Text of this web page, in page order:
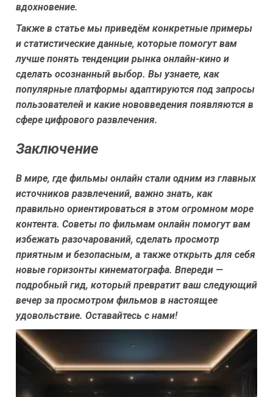
вдохновение.
Также в статье мы приведём конкретные примеры
и статистические данные, которые помогут вам
лучше понять тенденции рынка онлайн-кино и
сделать осознанный выбор. Вы узнаете, как
популярные платформы адаптируются под запросы
пользователей и какие нововведения появляются в
сфере цифрового развлечения.
Заключение
В мире, где фильмы онлайн стали одним из главных
источников развлечений, важно знать, как
правильно ориентироваться в этом огромном море
контента. Советы по фильмам онлайн помогут вам
избежать разочарований, сделать просмотр
приятным и безопасным, а также открыть для себя
новые горизонты кинематографа. Впереди —
подробный гид, который превратит ваш следующий
вечер за просмотром фильмов в настоящее
удовольствие. Оставайтесь с нами!